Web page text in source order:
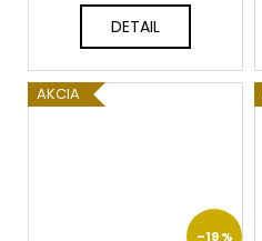
DETAIL
AKCIA
–19 %